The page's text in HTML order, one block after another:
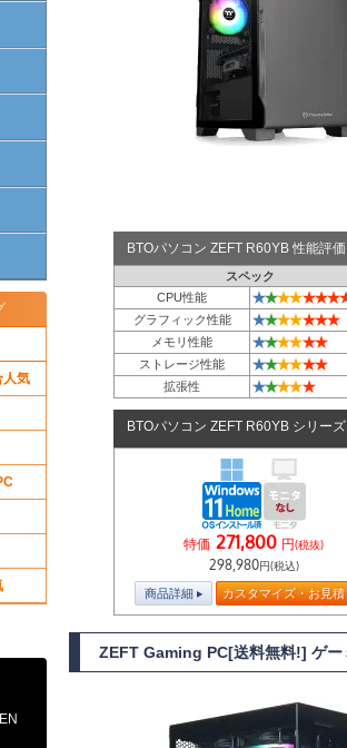
BTOパソコン ZEFT R60YB 性能評
スペック
CPU性能
★★★★★★★
グラフィック性能
★★★★★★★
メモリ性能
★★★★★★
ストレージ性能
★★★★★★
拡張性
★★★★★
BTOパソコン ZEFT R60YB シリーズ
特価 271,800 円(税抜)
298,980円(税込)
商品詳細 カスタマイズ・お見積
ZEFT Gaming PC[送料無料!] ゲー
人気